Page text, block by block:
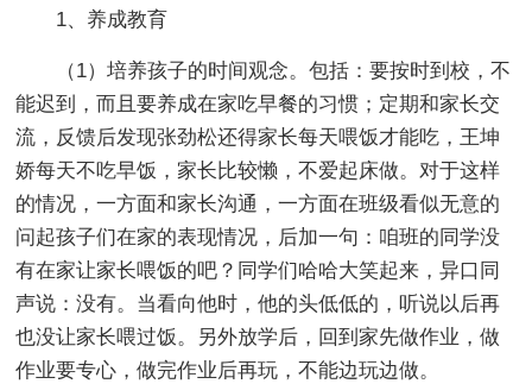
1、养成教育
（1）培养孩子的时间观念。包括：要按时到校，不
能迟到，而且要养成在家吃早餐的习惯；定期和家长交
流，反馈后发现张劲松还得家长每天喂饭才能吃，王坤
娇每天不吃早饭，家长比较懒，不爱起床做。对于这样
的情况，一方面和家长沟通，一方面在班级看似无意的
问起孩子们在家的表现情况，后加一句：咱班的同学没
有在家让家长喂饭的吧？同学们哈哈大笑起来，异口同
声说：没有。当看向他时，他的头低低的，听说以后再
也没让家长喂过饭。另外放学后，回到家先做作业，做
作业要专心，做完作业后再玩，不能边玩边做。